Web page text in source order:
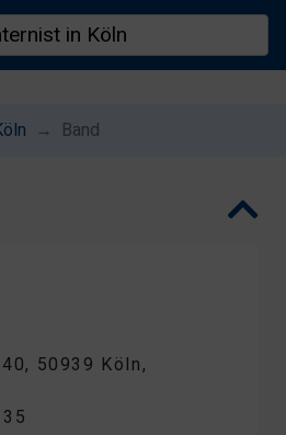
Band
50939 Köln,